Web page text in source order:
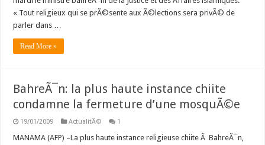
« Tout religieux qui se prÃ©sente aux Ã©lections sera privÃ© de
parler dans …
Read More »
BahreÃ¯n: la plus haute instance chiite
condamne la fermeture d’une mosquÃ©e
19/01/2009 ActualitÃ© 1
MANAMA (AFP) –La plus haute instance religieuse chiite Ã BahreÃ¯n,